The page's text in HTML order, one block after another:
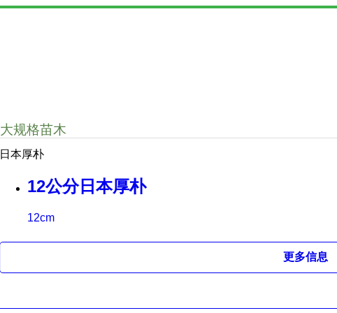
大规格苗木
日本厚朴
12公分日本厚朴
12cm
更多信息